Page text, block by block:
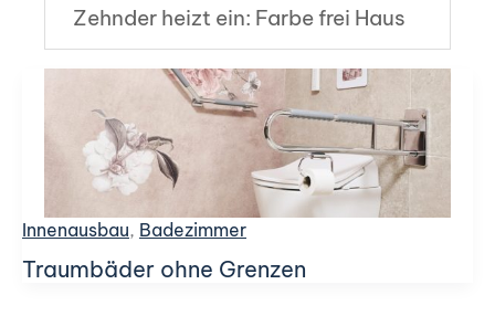
Zehnder heizt ein: Farbe frei Haus
Innenausbau, Badezimmer
Traumbäder ohne Grenzen